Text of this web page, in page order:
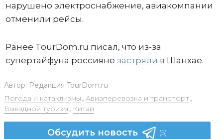
нарушено электроснабжение, авиакомпании
отменили рейсы.
Ранее TourDom.ru писал, что из-за
супертайфуна россияне застряли в Шанхае.
Автор: Редакция TourDom.ru
Погода и катаклизмы , Авиаперевозка и транспорт,
Выездной туризм , Китай
Обсудить новость (5)